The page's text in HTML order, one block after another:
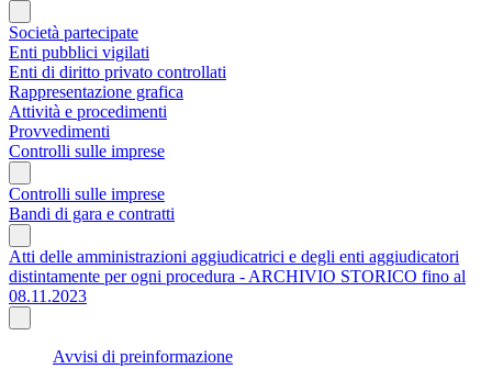
Società partecipate
Enti pubblici vigilati
Enti di diritto privato controllati
Rappresentazione grafica
Attività e procedimenti
Provvedimenti
Controlli sulle imprese
Controlli sulle imprese
Bandi di gara e contratti
Atti delle amministrazioni aggiudicatrici e degli enti aggiudicatori
distintamente per ogni procedura - ARCHIVIO STORICO fino al
08.11.2023
Avvisi di preinformazione